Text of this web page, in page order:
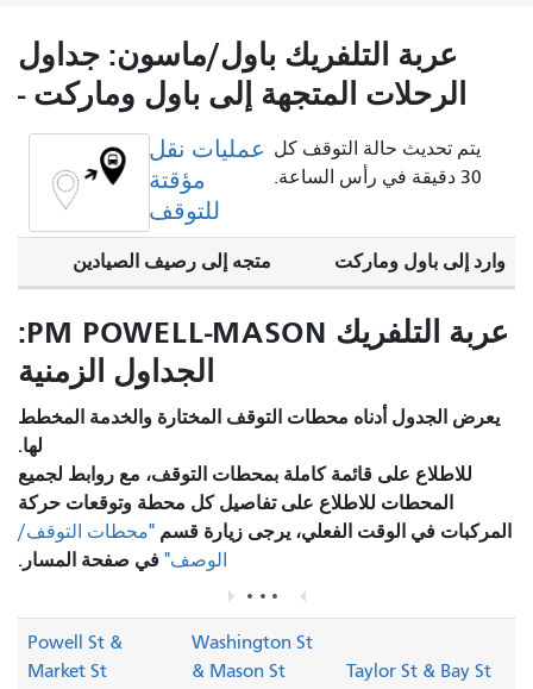
عربة التلفريك باول/ماسون: جداول
الرحلات المتجهة إلى باول وماركت -
عمليات نقل
مؤقتة
للتوقف
يتم تحديث حالة التوقف كل
30 دقيقة في رأس الساعة.
وارد إلى باول وماركت متجه إلى رصيف الصيادين
عربة التلفريك PM POWELL-MASON:
الجداول الزمنية
يعرض الجدول أدناه محطات التوقف المختارة والخدمة المخطط
لها.
للاطلاع على قائمة كاملة بمحطات التوقف، مع روابط لجميع
المحطات للاطلاع على تفاصيل كل محطة وتوقعات حركة
المركبات في الوقت الفعلي، يرجى زيارة قسم "محطات التوقف/
الوصف" في صفحة المسار.
Taylor St & Bay St
Washington St
& Mason St
Powell St &
Market St